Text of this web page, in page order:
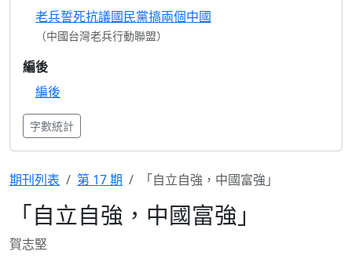
老兵誓死抗議國民黨搞兩個中國
（中國台灣老兵行動聯盟）
編後
編後
字數統計
期刊列表 第 17 期 「自立自強，中國富強」
「自立自強，中國富強」
賀志堅